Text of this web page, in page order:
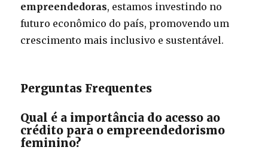
empreendedoras, estamos investindo no
futuro econômico do país, promovendo um
crescimento mais inclusivo e sustentável.
Perguntas Frequentes
Qual é a importância do acesso ao
crédito para o empreendedorismo
feminino?